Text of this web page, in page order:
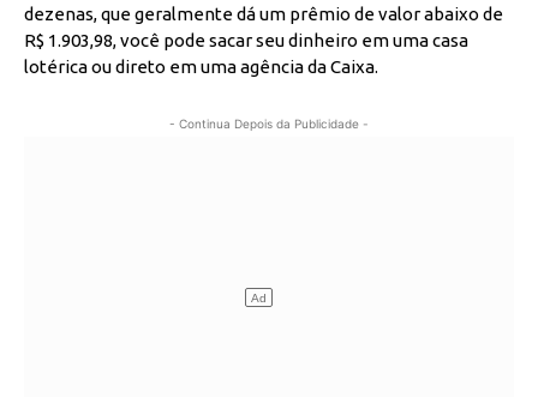
dezenas, que geralmente dá um prêmio de valor abaixo de
R$ 1.903,98, você pode sacar seu dinheiro em uma casa
lotérica ou direto em uma agência da Caixa.
- Continua Depois da Publicidade -